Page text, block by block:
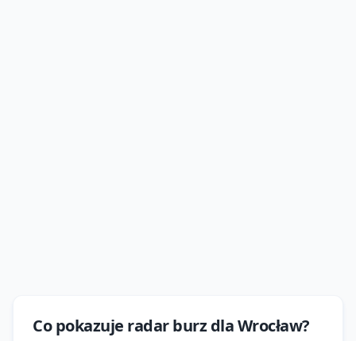
Co pokazuje radar burzdlaWrocław?